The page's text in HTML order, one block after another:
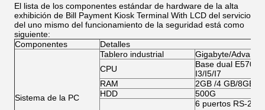
El lista de los componentes estándar de hardware de la alta
exhibición de Bill Payment Kiosk Terminal With LCD del servicio
del uno mismo del funcionamiento de la seguridad está como
siguiente:
Componentes
Detalles
Sistema de la PC
Tablero industrial
Gigabyte/
CPU
Base dual
I3/I5/I7
RAM
2GB /4 GB/8GB
HDD
500G
6 puertos RS-